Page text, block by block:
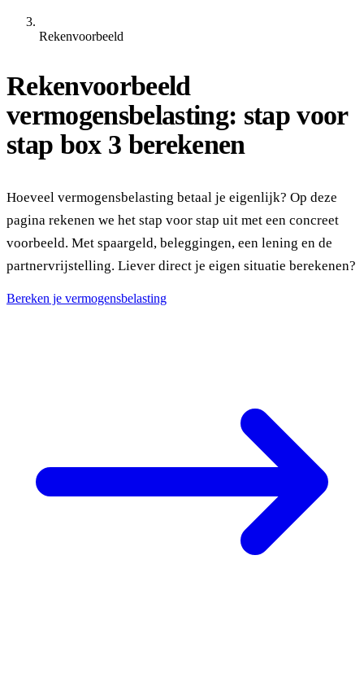
Rekenvoorbeeld
Rekenvoorbeeld
vermogensbelasting: stap voor
stap box 3 berekenen
Hoeveel vermogensbelasting betaal je eigenlijk? Op deze
pagina rekenen we het stap voor stap uit met een concreet
voorbeeld. Met spaargeld, beleggingen, een lening en de
partnervrijstelling. Liever direct je eigen situatie berekenen?
Bereken je vermogensbelasting